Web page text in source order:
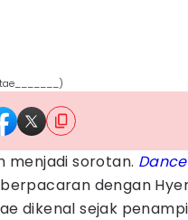
menjadi sorotan.
dengan
dikenal sejak